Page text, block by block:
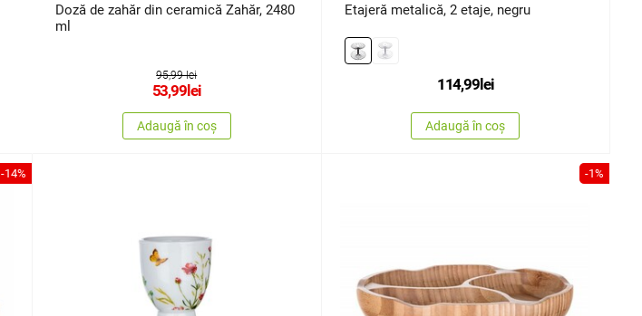
Doză de zahăr din ceramică Zahăr, 2480
ml
95,99 lei
53,99 lei
Adaugă în coș
Etajeră metalică, 2 etaje, negru
114,99 lei
Adaugă în coș
-14% -1%